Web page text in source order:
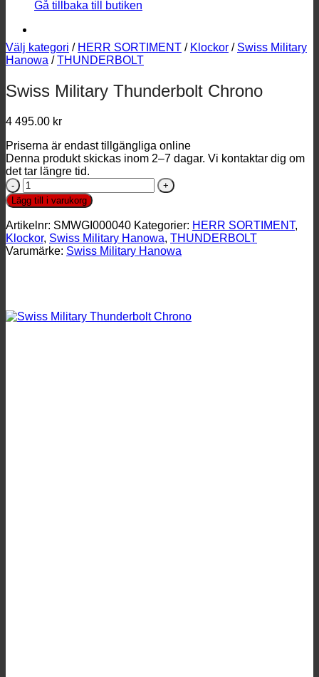
Gå tillbaka till butiken
Välj kategori / HERR SORTIMENT / Klockor / Swiss Military
Hanowa / THUNDERBOLT
Swiss Military Thunderbolt Chrono
4 495.00 kr
Priserna är endast tillgängliga online
Denna produkt skickas inom 2–7 dagar. Vi kontaktar dig om
det tar längre tid.
Swiss
Military
Thunderbolt
Chrono
mängd
Lägg till i varukorg
Artikelnr: SMWGI000040 Kategorier: HERR SORTIMENT,
Klockor, Swiss Military Hanowa, THUNDERBOLT
Varumärke: Swiss Military Hanowa